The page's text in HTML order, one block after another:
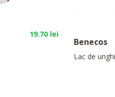
19.70 lei
Benecos
Lac de